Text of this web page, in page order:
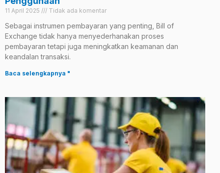
11 April 2025 Tidak ada komentar
Sebagai instrumen pembayaran yang penting, Bill of
Exchange tidak hanya menyederhanakan proses
pembayaran tetapi juga meningkatkan keamanan dan
keandalan transaksi.
Baca selengkapnya "